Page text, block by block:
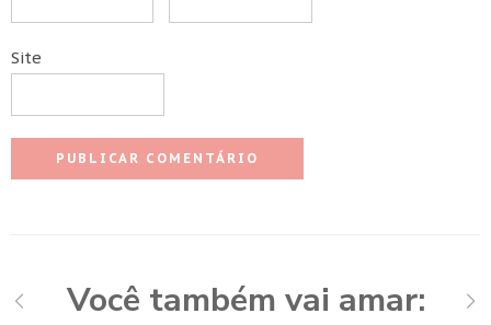
Site
Você também vai amar: